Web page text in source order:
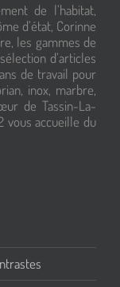
de l’habitat,
d’état, Corinne
les gammes de
d’articles
de travail pour
inox, marbre,
de Tassin-La-
vous accueille du